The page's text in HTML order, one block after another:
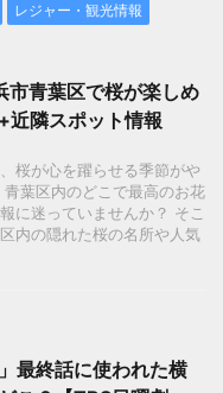
レジャー・観光情報
市青葉区で桜が楽しめ
近隣スポット情報
桜が心を躍らせる季節がや
葉区内のどこで最高のお花
に迷っていませんか？ そこ
内の隠れた桜の名所や人気
最終話に使われた横